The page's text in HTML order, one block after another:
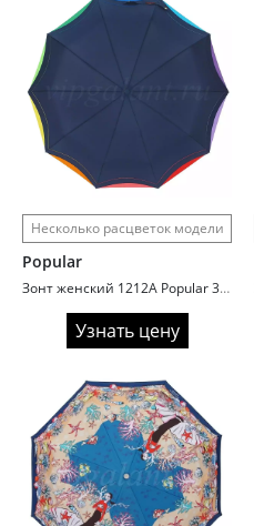
Несколько расцветок модели
Popular
Зонт женский 1212A Popular 3 сл автомат 10 спиц полиэстер рюши мульти
Узнать цену